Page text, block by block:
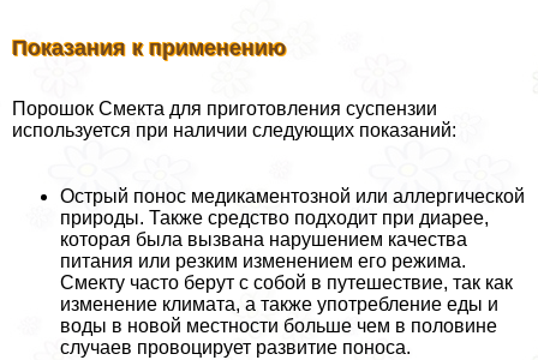
Показания к применению
Порошок Смекта для приготовления суспензии
используется при наличии следующих показаний:
Острый понос медикаментозной или аллергической
природы. Также средство подходит при диарее,
которая была вызвана нарушением качества
питания или резким изменением его режима.
Смекту часто берут с собой в путешествие, так как
изменение климата, а также употрeбление еды и
воды в новой местности больше чем в половине
случаев провоцирует развитие поноса.